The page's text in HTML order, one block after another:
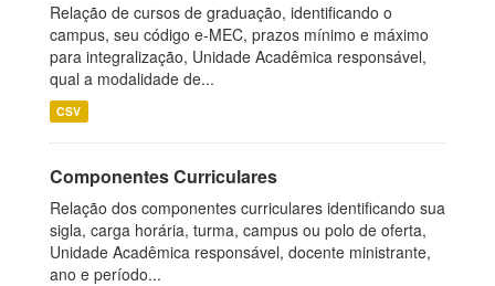
Relação de cursos de graduação, identificando o
campus, seu código e-MEC, prazos mínimo e máximo
para integralização, Unidade Acadêmica responsável,
qual a modalidade de...
CSV
Componentes Curriculares
Relação dos componentes curriculares identificando sua
sigla, carga horária, turma, campus ou polo de oferta,
Unidade Acadêmica responsável, docente ministrante,
ano e período...